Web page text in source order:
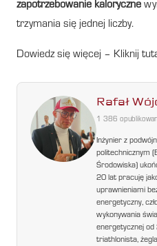
zapotrzebowanie kaloryczne
trzymania się jednej liczby.
Dowiedz się więcej – Kliknij
Rafał
1 386
Inżynier z
politechnicznym
Środowiska)
20 lat pracuję
uprawnieniami
energetyczny,
wykonywania
energetycznej
triathlonista,